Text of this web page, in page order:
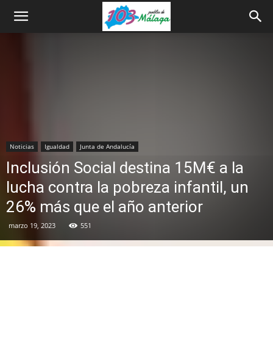
Noticias Igualdad Junta de Andalucía
Inclusión Social destina 15M€ a la
lucha contra la pobreza infantil, un
26% más que el año anterior
marzo 19, 2023 551